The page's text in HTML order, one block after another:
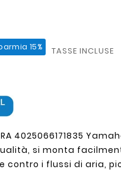
15% TASSE INCLUSE
4025066171835
si monta
contro i flussi di aria,